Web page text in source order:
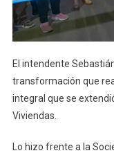
El intendente
transformación que
integral que se
Viviendas.
Lo hizo frente a la